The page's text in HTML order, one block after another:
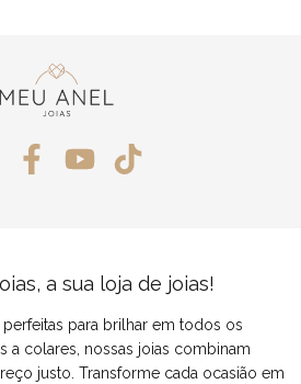
a sua loja de joias!
perfeitas para brilhar em todos os
a colares, nossas joias combinam
justo. Transforme cada ocasião em